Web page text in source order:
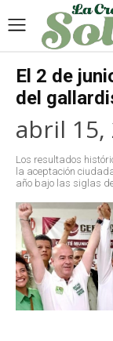
El 2 de
del
abril 15,
Los resultados
la aceptación
año bajo las siglas